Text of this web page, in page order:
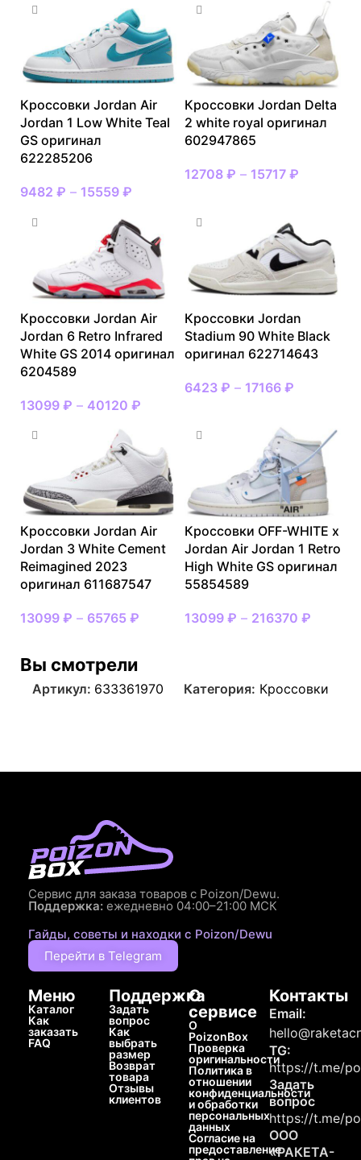
Кроссовки Jordan Air
Jordan 1 Low White Teal
GS оригинал
622285206
9482 ₽ – 15559 ₽
Кроссовки Jordan Delta
2 white royal оригинал
602947865
12708 ₽ – 15717 ₽
Кроссовки Jordan Air
Jordan 6 Retro Infrared
White GS 2014 оригинал
6204589
13099 ₽ – 40120 ₽
Кроссовки Jordan
Stadium 90 White Black
оригинал 622714643
6423 ₽ – 17166 ₽
Кроссовки Jordan Air
Jordan 3 White Cement
Reimagined 2023
оригинал 611687547
13099 ₽ – 65765 ₽
Кроссовки OFF-WHITE x
Jordan Air Jordan 1 Retro
High White GS оригинал
55854589
13099 ₽ – 216370 ₽
Вы смотрели
Артикул: 633361970 Категория: Кроссовки
Сервис для заказа товаров с Poizon/Dewu.
Поддержка: ежедневно 04:00–21:00 МСК
Гайды, советы и находки с Poizon/Dewu
Перейти в Telegram
Меню
Каталог
Как
заказать
FAQ
Поддержка
Задать
вопрос
Как
выбрать
размер
Возврат
товара
Отзывы
клиентов
О
сервисе
О
PoizonBox
Проверка
оригинальности
Политика в
отношении
конфиденциальности
и обработки
персональных
данных
Согласие на
предоставление
Контакты
Email:
TG:
https://t.me/
Задать
вопрос
https://t.me/
ООО
«РАКЕТА-